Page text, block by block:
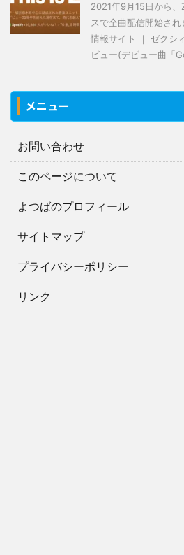
2021年9月15日から
スで全曲配信開始さ
情報サイト ｜ ゼクシ
ビュー(デビュー曲「
メニュー
お問い合わせ
このページについて
よつばのプロフィール
サイトマップ
プライバシーポリシー
リンク